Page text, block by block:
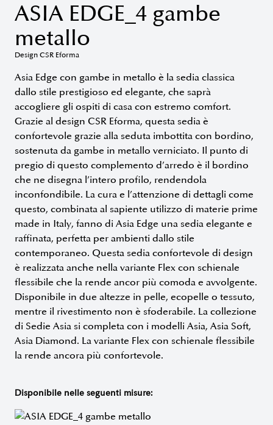
ASIA EDGE_4 gambe
metallo
Design CSR Eforma
Asia Edge con gambe in metallo è la sedia classica
dallo stile prestigioso ed elegante, che saprà
accogliere gli ospiti di casa con estremo comfort.
Grazie al design CSR Eforma, questa sedia è
confortevole grazie alla seduta imbottita con bordino,
sostenuta da gambe in metallo verniciato. Il punto di
pregio di questo complemento d’arredo è il bordino
che ne disegna l’intero profilo, rendendola
inconfondibile. La cura e l’attenzione di dettagli come
questo, combinata al sapiente utilizzo di materie prime
made in Italy, fanno di Asia Edge una sedia elegante e
raffinata, perfetta per ambienti dallo stile
contemporaneo. Questa sedia confortevole di design
è realizzata anche nella variante Flex con schienale
flessibile che la rende ancor più comoda e avvolgente.
Disponibile in due altezze in pelle, ecopelle o tessuto,
mentre il rivestimento non è sfoderabile. La collezione
di Sedie Asia si completa con i modelli Asia, Asia Soft,
Asia Diamond. La variante Flex con schienale flessibile
la rende ancora più confortevole.
Disponibile nelle seguenti misure: